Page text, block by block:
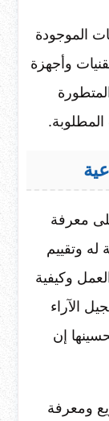
الموجودة
وأجهزة
المتطورة
معرفة
وتقييم
وكيفية
الآراء
إن
ومعرفة